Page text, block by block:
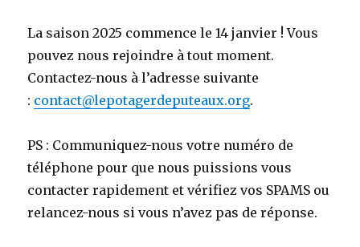
La saison 2025 commence le 14 janvier ! Vous
pouvez nous rejoindre à tout moment.
Contactez-nous à l’adresse suivante
: contact@lepotagerdeputeaux.org.
PS : Communiquez-nous votre numéro de
téléphone pour que nous puissions vous
contacter rapidement et vérifiez vos SPAMS ou
relancez-nous si vous n’avez pas de réponse.